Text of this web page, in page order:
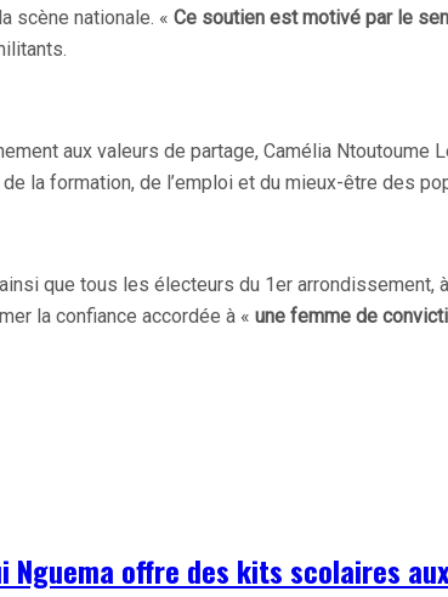
scène nationale. « Ce soutien est motivé par le
aux valeurs de partage, Camélia
la formation, de l’emploi et du mieux-être des
que tous les électeurs du 1er
la confiance accordée à « une femme de
Nguema offre des kits scolaires